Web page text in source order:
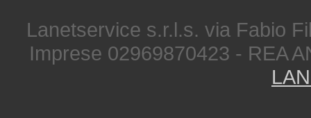
Lanetservice s.r.l.s. via Fabio
Imprese 02969870423 - REA